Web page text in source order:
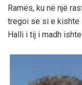
Ramës, ku në një
tregoi se si e kishte
Halli i tij i madh